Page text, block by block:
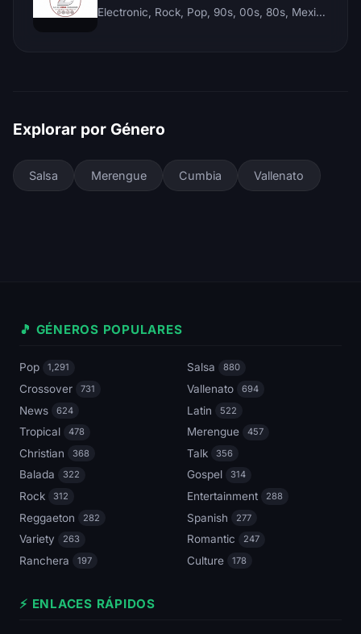
Electronic, Rock, Pop, 90s, 00s, 80s, Mexican, Ranchera, Reggaeton, Instrumental, Salsa, Merengue, Tropical, Romantic, Vallenato, Llanera
Explorar por Género
Salsa Merengue Cumbia Vallenato
🎵 GÉNEROS POPULARES
Pop 1,291 Salsa 880
Crossover 731 Vallenato 694
News 624 Latin 522
Tropical 478 Merengue 457
Christian 368 Talk 356
Balada 322 Gospel 314
Rock 312 Entertainment 288
Reggaeton 282 Spanish 277
Variety 263 Romantic 247
Ranchera 197 Culture 178
⚡ ENLACES RÁPIDOS